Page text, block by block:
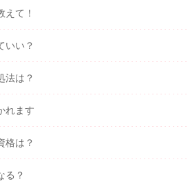
て！
いい？
法は？
れます
格は？
る？